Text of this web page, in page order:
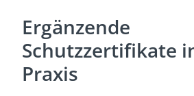
Ergänzende
Schutzzertifikate
Praxis